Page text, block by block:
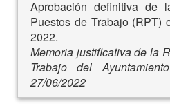
Aprobación definitiva de
Puestos de Trabajo (RPT)
2022.
Memoria justificativa de la
Trabajo del
27/06/2022